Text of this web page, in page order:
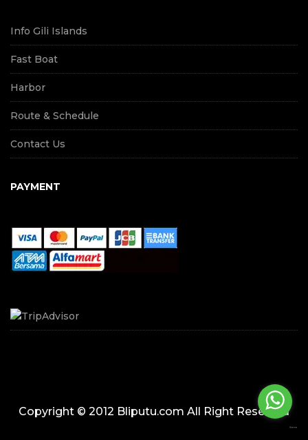
Info Gili Islands
Fast Boat
Harbor
Route & Schedule
Contact Us
PAYMENT
Copyright © 2012 Bliputu.com All Right Reserved